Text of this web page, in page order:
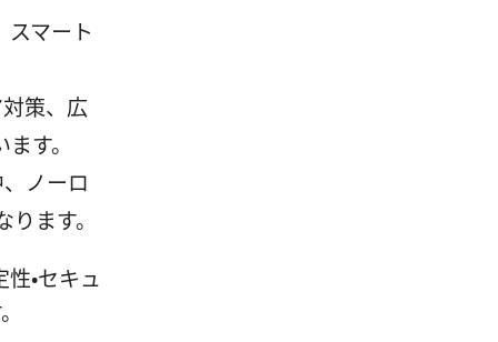
スマート
策、広
す。
ノーロ
ます。
・セキュ